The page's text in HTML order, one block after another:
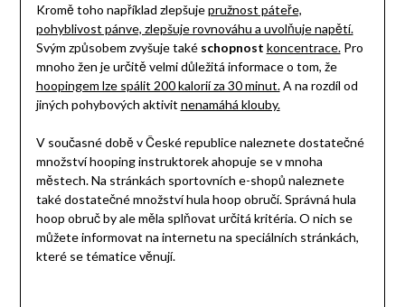
Kromě toho například zlepšujepružnost páteře,
pohyblivost pánve, zlepšuje rovnováhu a uvolňuje napětí.
Svým způsobem zvyšuje také schopnost koncentrace.Pro
mnoho žen je určitě velmi důležitá informace o tom, že
hoopingem lze spálit 200 kalorií za 30 minut.A na rozdíl od
jiných pohybových aktivit nenamáhá klouby.
V současné době v České republice naleznete dostatečné
množství hooping instruktorek ahopuje se v mnoha
městech. Na stránkách sportovních e-shopů naleznete
také dostatečné množství hula hoop obručí. Správná hula
hoop obruč by ale měla splňovat určitá kritéria. O nich se
můžete informovat na internetu na speciálních stránkách,
které se tématice věnují.